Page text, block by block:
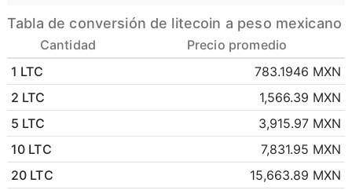
Tabla de conversión de litecoin a peso mexicano
Cantidad
Precio promedio
1 LTC
783.1946 MXN
2 LTC
1,566.39 MXN
5 LTC
3,915.97 MXN
10 LTC
7,831.95 MXN
20 LTC
15,663.89 MXN